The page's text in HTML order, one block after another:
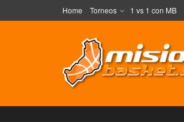
Home Torneos 1 vs 1 con MB